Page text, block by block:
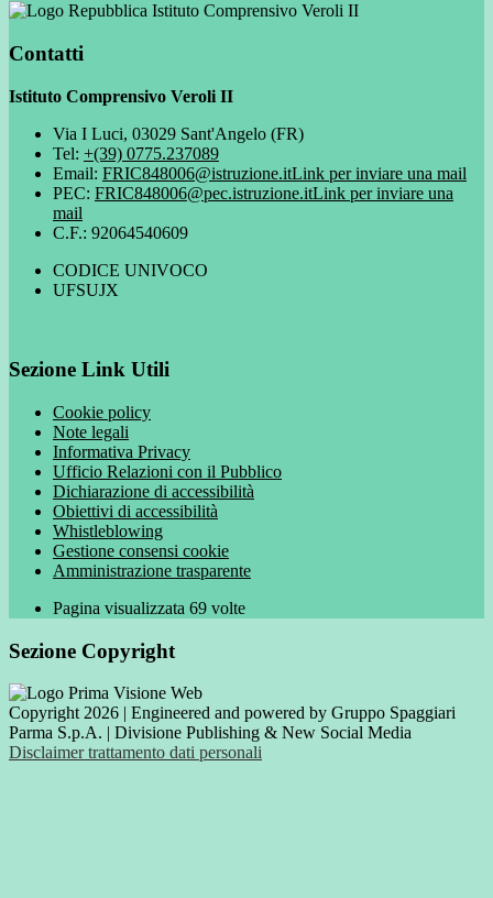
Istituto Comprensivo Veroli II
Contatti
Istituto Comprensivo Veroli II
Via I Luci, 03029 Sant'Angelo (FR)
Tel: +(39) 0775.237089
Email: FRIC848006@istruzione.itLink per inviare una mail
PEC: FRIC848006@pec.istruzione.itLink per inviare una
mail
C.F.: 92064540609
CODICE UNIVOCO
UFSUJX
Sezione Link Utili
Cookie policy
Note legali
Informativa Privacy
Ufficio Relazioni con il Pubblico
Dichiarazione di accessibilità
Obiettivi di accessibilità
Whistleblowing
Gestione consensi cookie
Amministrazione trasparente
Pagina visualizzata 69 volte
Sezione Copyright
Copyright 2026 | Engineered and powered by Gruppo Spaggiari
Parma S.p.A. | Divisione Publishing & New Social Media
Disclaimer trattamento dati personali